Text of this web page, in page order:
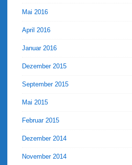
Mai 2016
April 2016
Januar 2016
Dezember 2015
September 2015
Mai 2015
Februar 2015
Dezember 2014
November 2014